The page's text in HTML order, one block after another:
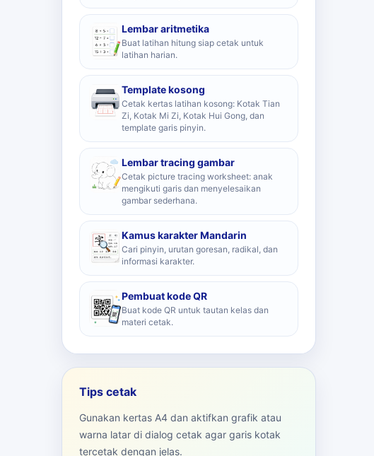
Lembar aritmetika
Buat latihan hitung siap cetak untuk
latihan harian.
Template kosong
Cetak kertas latihan kosong: Kotak Tian
Zi, Kotak Mi Zi, Kotak Hui Gong, dan
template garis pinyin.
Lembar tracing gambar
Cetak picture tracing worksheet: anak
mengikuti garis dan menyelesaikan
gambar sederhana.
Kamus karakter Mandarin
Cari pinyin, urutan goresan, radikal, dan
informasi karakter.
Pembuat kode QR
Buat kode QR untuk tautan kelas dan
materi cetak.
Tips cetak
Gunakan kertas A4 dan aktifkan grafik atau
warna latar di dialog cetak agar garis kotak
tercetak dengan jelas.